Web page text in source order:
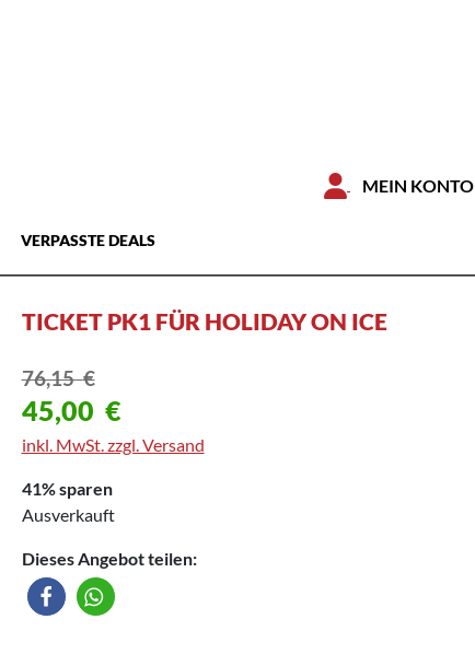
MEIN KONTO
VERPASSTE DEALS
TICKET PK1 FÜR HOLIDAY ON ICE
76,15€
45,00 €
inkl. MwSt. zzgl. Versand
41% sparen
Ausverkauft
Dieses Angebot teilen: